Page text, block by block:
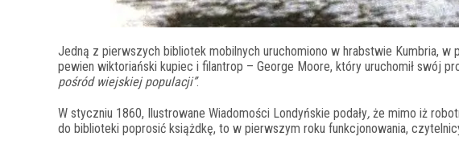
Jedną z pierwszych bibliotek mobilnych uruchomiono w hrabstwie Kumbria, w
pewien wiktoriański kupiec i filantrop – George Moore, który uruchomił swój
pośród wiejskiej populacji”.
W styczniu 1860, Ilustrowane Wiadomości Londyńskie podały, że mimo iż
do biblioteki poprosić książdkę, to w pierwszym roku funkcjonowania,